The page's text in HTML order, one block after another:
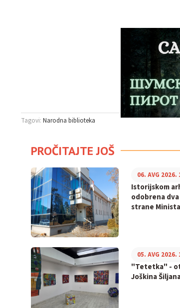
Tagovi: Narodna biblioteka
PROČITAJTE JOŠ
Istorijskom
odobrena
strane
06. AVG 2026.
"Tetetka" -
Joškina
05. AVG 2026.